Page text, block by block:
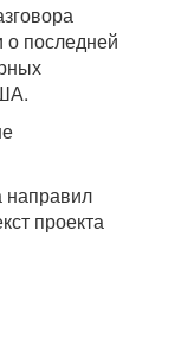
последней
направил
проекта